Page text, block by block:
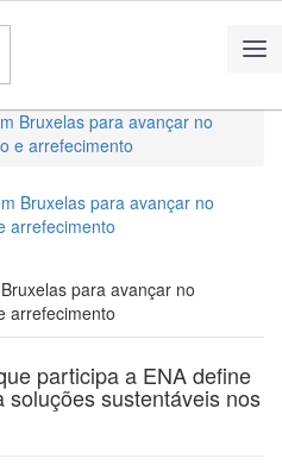
Bruxelas para avançar no
e arrefecimento
para avançar no
arrefecimento
participa a ENA define
sustentáveis nos